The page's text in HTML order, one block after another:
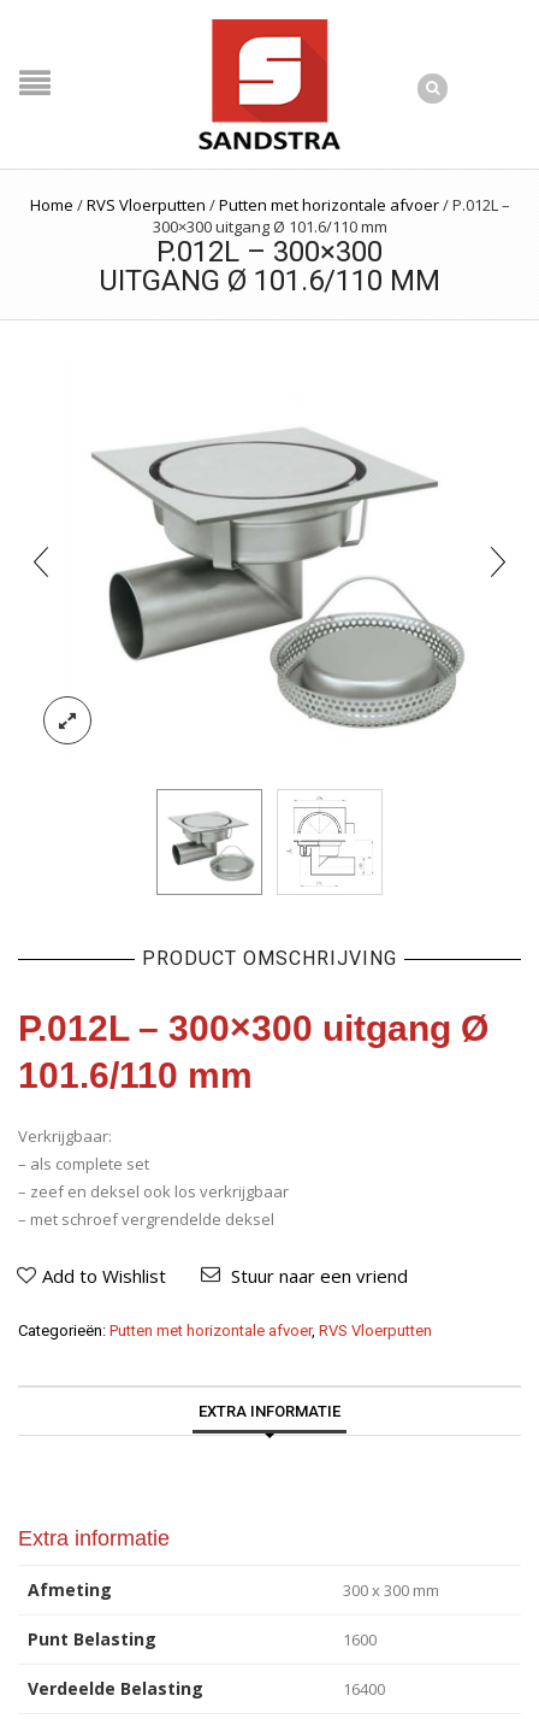
Home /RVS Vloerputten /Putten met horizontale afvoer/P.012L –
300×300 uitgang Ø 101.6/110 mm
P.012L – 300×300
UITGANG Ø 101.6/110 MM
PRODUCT OMSCHRIJVING
P.012L – 300×300 uitgang Ø
101.6/110 mm
Verkrijgbaar:
– als complete set
– zeef en deksel ook los verkrijgbaar
– met schroef vergrendelde deksel
Add to Wishlist Stuur naar een vriend
Categorieën: Putten met horizontale afvoer, RVS Vloerputten
EXTRA INFORMATIE
Extra informatie
Afmeting 300 x 300 mm
Punt Belasting 1600
Verdeelde Belasting 16400